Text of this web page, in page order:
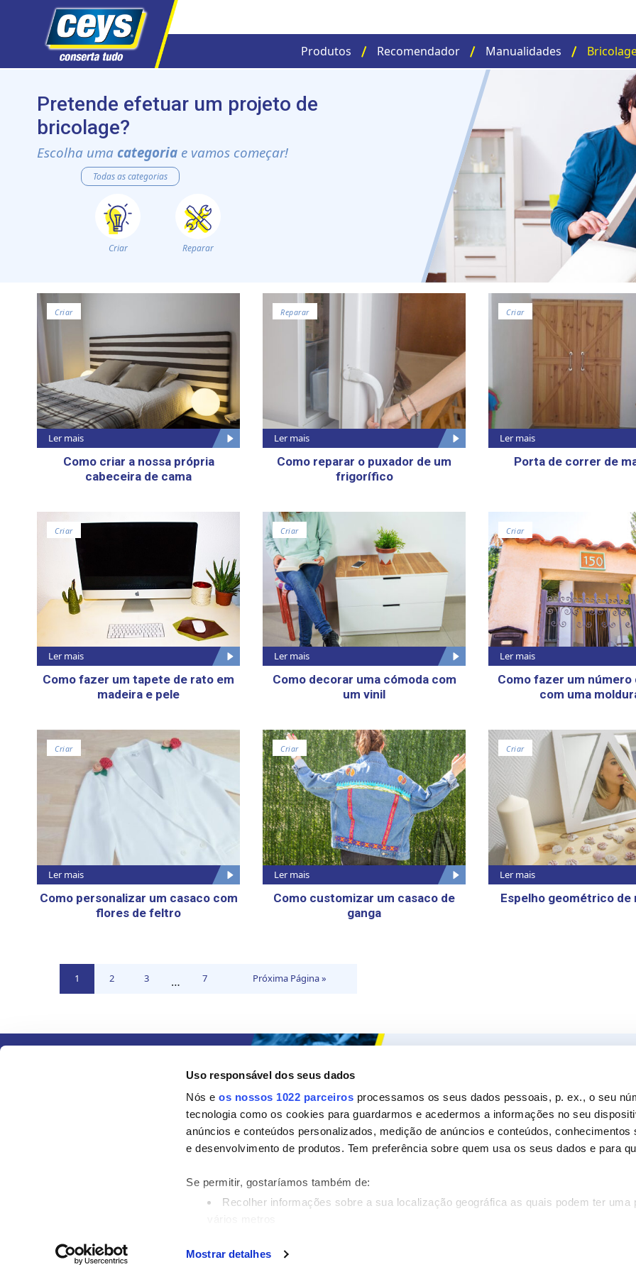
Uso responsável dos seus dados
Nós eos nossos 1022 parceiros processamos os seus dados pessoais, p. ex., o seu
tecnologia como os cookies para guardarmos e acedermos a informações no seu
anúncios e conteúdos personalizados, medição de anúncios e conteúdos, conhecimentos
e desenvolvimento de produtos. Tem preferência sobre quem usa os seus dados e para
Se permitir, gostaríamos também de:
Recolher informações sobre a sua localização geográfica as quais podem ter uma
digital)
Mostrar detalhes
Produtos Recomendador Manualidades
Pretende efetuar um projeto de
bricolage?
Escolha uma categoria e vamos começar!
Todas as categorias
Criar Reparar
Criar
Ler mais
Como criar a nossa própria
cabeceira de cama
Reparar
Ler mais
Como reparar o puxador de um
frigorífico
Criar
Ler mais
Porta de correr de
Criar
Ler mais
Como fazer um tapete de rato em
madeira e pele
Criar
Ler mais
Como decorar uma cómoda com
um vinil
Criar
Ler mais
Como fazer um número
com uma
Criar
Ler mais
Como personalizar um casaco com
flores de feltro
Criar
Ler mais
Como customizar um casaco de
ganga
Criar
Ler mais
Espelho geométrico de
Vá1
Vá
2
Vá
3
Interim
…
Vá
7 Próxima Página »
Sobre a Ceys
Manualidades
Bricolage
Contacte-nos
©2024 Grupo AC MARCA